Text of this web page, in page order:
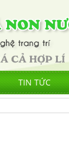
TIN TỨC